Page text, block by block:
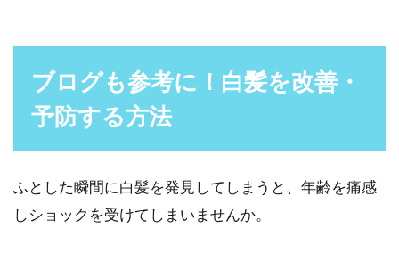
ブログも参考に！白髪を改善・
予防する方法
ふとした瞬間に白髪を発見してしまうと、年齢を痛感
しショックを受けてしまいませんか。